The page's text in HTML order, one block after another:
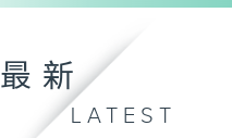
最新
LATEST